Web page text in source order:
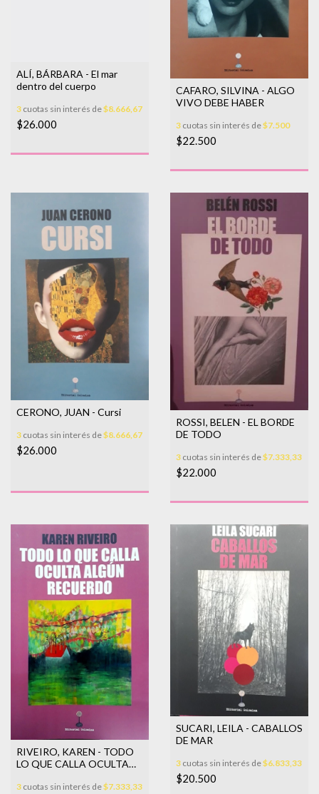
ALÍ, BÁRBARA - El mar
dentro del cuerpo
3 cuotas sin interés de$8.666,67
$26.000
CAFARO, SILVINA - ALGO
VIVO DEBE HABER
3 cuotas sin interés de$7.500
$22.500
CERONO, JUAN - Cursi
3 cuotas sin interés de$8.666,67
$26.000
ROSSI, BELEN - EL BORDE
DE TODO
3 cuotas sin interés de$7.333,33
$22.000
RIVEIRO, KAREN - TODO
LO QUE CALLA OCULTA
3 cuotas sin interés de$7.333,33
SUCARI, LEILA - CABALLOS
DE MAR
3 cuotas sin interés de$6.833,33
$20.500